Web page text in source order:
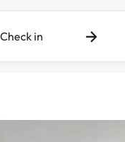
Check in